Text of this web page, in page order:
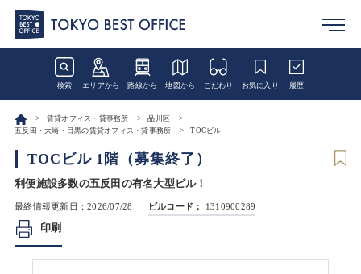
検索 エリアから 路線から 地図から こだわり お気に入り 履歴
賃貸オフィス・貸事務所
品川区
五反田・大崎・目黒の賃貸オフィス・貸事務所
TOCビル
TOCビル 1階（募集終了）
利便施設多数の五反田の有名大型ビル！
最終情報更新日：2026/07/28 ビルコード： 1310900289
印刷